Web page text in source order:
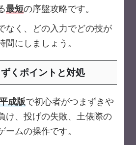
最短の序盤攻略です。
なく、どの入力でどの技が
間にしましょう。
くポイントと対処
成版で初心者がつまずきや
け、投げの失敗、土俵際の
ームの操作です。